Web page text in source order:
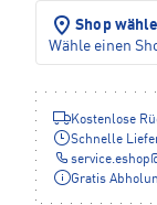
Shop
Wähle einen
Kostenlose
Schnelle
service.eshop
Gratis